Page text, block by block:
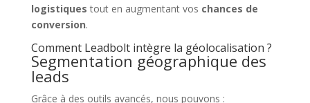
logistiques tout en augmentant vos chances de
conversion.
Comment Leadbolt intègre la géolocalisation ?
Segmentation géographique des
leads
Grâce à des outils avancés, nous pouvons :